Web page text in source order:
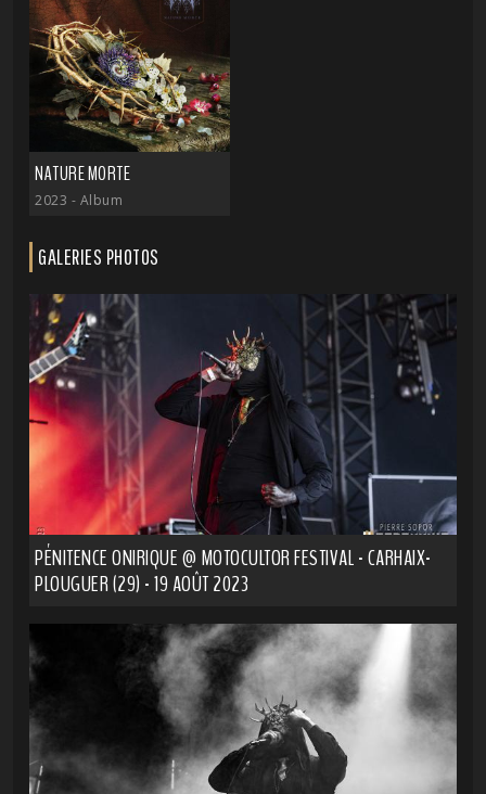
NATURE MORTE
2023 - Album
GALERIES PHOTOS
PÉNITENCE ONIRIQUE @ MOTOCULTOR FESTIVAL - CARHAIX-
PLOUGUER (29) - 19 AOÛT 2023